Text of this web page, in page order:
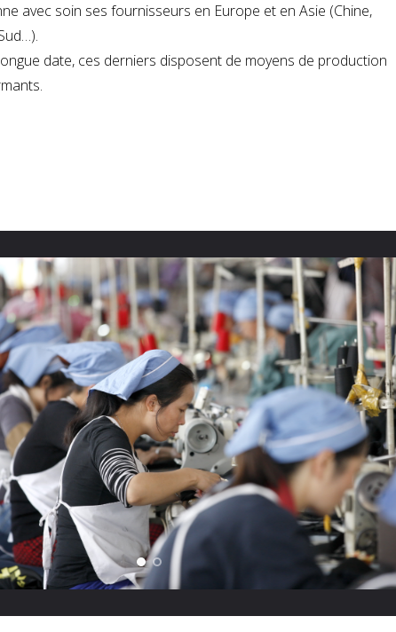
avec soin ses fournisseurs en Europe et en Asie (Chine,
date, ces derniers disposent de moyens de production